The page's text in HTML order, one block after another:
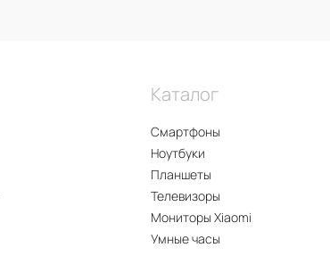
Каталог
Смартфоны
Ноутбуки
Планшеты
Телевизоры
Мониторы Xiaomi
Умные часы